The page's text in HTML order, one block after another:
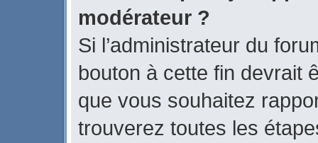
modérateur ?
Si l’administrateur du
bouton à cette fin devrait
que vous souhaitez
trouverez toutes les